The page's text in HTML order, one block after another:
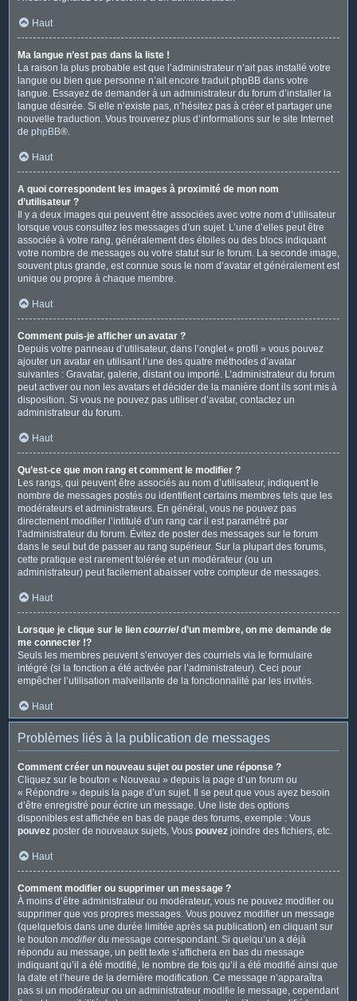
Haut
Ma langue n’est pas dans la liste !
La raison la plus probable est que l’administrateur n’ait pas installé votre
langue ou bien que personne n’ait encore traduit phpBB dans votre
langue. Essayez de demander à un administrateur du forum d’installer la
langue désirée. Si elle n’existe pas, n’hésitez pas à créer et partager une
nouvelle traduction. Vous trouverez plus d’informations sur le site Internet
de phpBB®.
Haut
A quoi correspondent les images à proximité de mon nom
d’utilisateur ?
Il y a deux images qui peuvent être associées avec votre nom d’utilisateur
lorsque vous consultez les messages d’un sujet. L’une d’elles peut être
associée à votre rang, généralement des étoiles ou des blocs indiquant
votre nombre de messages ou votre statut sur le forum. La seconde image,
souvent plus grande, est connue sous le nom d’avatar et généralement est
unique ou propre à chaque membre.
Haut
Comment puis-je afficher un avatar ?
Depuis votre panneau d’utilisateur, dans l’onglet « profil » vous pouvez
ajouter un avatar en utilisant l’une des quatre méthodes d’avatar
suivantes : Gravatar, galerie, distant ou importé. L’administrateur du forum
peut activer ou non les avatars et décider de la manière dont ils sont mis à
disposition. Si vous ne pouvez pas utiliser d’avatar, contactez un
administrateur du forum.
Haut
Qu’est-ce que mon rang et comment le modifier ?
Les rangs, qui peuvent être associés au nom d’utilisateur, indiquent le
nombre de messages postés ou identifient certains membres tels que les
modérateurs et administrateurs. En général, vous ne pouvez pas
directement modifier l’intitulé d’un rang car il est paramétré par
l’administrateur du forum. Évitez de poster des messages sur le forum
dans le seul but de passer au rang supérieur. Sur la plupart des forums,
cette pratique est rarement tolérée et un modérateur (ou un
administrateur) peut facilement abaisser votre compteur de messages.
Haut
Lorsque je clique sur le lien courrield’un membre, on me demande de
me connecter !?
Seuls les membres peuvent s’envoyer des courriels via le formulaire
intégré (si la fonction a été activée par l’administrateur). Ceci pour
empêcher l’utilisation malveillante de la fonctionnalité par les invités.
Haut
Problèmes liés à la publication de messages
Comment créer un nouveau sujet ou poster une réponse ?
Cliquez sur le bouton « Nouveau » depuis la page d’un forum ou
« Répondre » depuis la page d’un sujet. Il se peut que vous ayez besoin
d’être enregistré pour écrire un message. Une liste des options
disponibles est affichée en bas de page des forums, exemple : Vous
pouvez poster de nouveaux sujets, Vous pouvez joindre des fichiers, etc.
Haut
Comment modifier ou supprimer un message ?
À moins d’être administrateur ou modérateur, vous ne pouvez modifier ou
supprimer que vos propres messages. Vous pouvez modifier un message
(quelquefois dans une durée limitée après sa publication) en cliquant sur
le bouton modifierdu message correspondant. Si quelqu’un a déjà
répondu au message, un petit texte s’affichera en bas du message
indiquant qu’il a été modifié, le nombre de fois qu’il a été modifié ainsi que
la date et l’heure de la dernière modification. Ce message n’apparaîtra
pas si un modérateur ou un administrateur modifie le message, cependant